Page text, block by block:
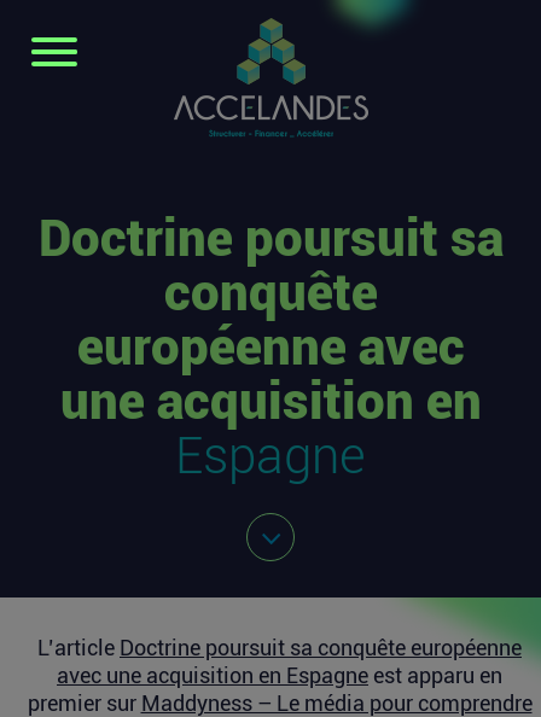
Doctrine poursuit sa
conquête
européenne avec
une acquisition en
Espagne
L’article Doctrine poursuit sa conquête européenne
avec une acquisition en Espagne est apparu en
premier sur Maddyness – Le média pour comprendre